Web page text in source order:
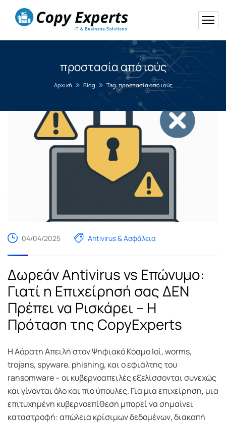
προστασία από ιούς
Αρχική Blog Tag: προστασία από ιούς
04/04/2025 Antivirus & Ασφάλεια
Δωρεάν Antivirus vs Επώνυμο:
Γιατί η Επιχείρησή σας ΔΕΝ
Πρέπει να Ρισκάρει – Η
Πρόταση της CopyExperts
Η Αόρατη Απειλή στον Ψηφιακό Κόσμο Ιοί, worms,
trojans, spyware, phishing, και ο εφιάλτης του
ransomware – οι κυβερνοαπειλές εξελίσσονται συνεχώς
και γίνονται όλο και πιο ύπουλες. Για μια επιχείρηση, μια
επιτυχημένη κυβερνοεπίθεση μπορεί να σημαίνει
καταστροφή: απώλεια κρίσιμων δεδομένων, διακοπή